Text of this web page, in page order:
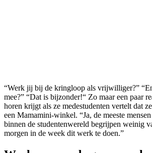
“Werk jij bij de kringloop als vrijwilliger?”
mee?” “Dat is bijzonder!“ Zo maar een paar
horen krijgt als ze medestudenten vertelt dat
een Mamamini-winkel. “Ja, de meeste
binnen de studentenwereld begrijpen weinig
morgen in de week dit werk te doen.”